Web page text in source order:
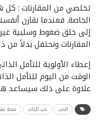
تخلصي من المقارنات :
الخاصة. فعندما نقارن
إلى خلق ضغوط وسلبية
المقارنات ونحتفل بدلاً من
إعطاء الأولوية للتأمل
الوقت من اليوم للتأمل
علاوة على ذلك سيساعد
الحب حب الذات صحة